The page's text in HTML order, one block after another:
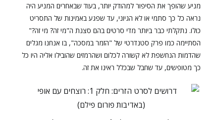
מניע שהופך את הסיפור למהודק יותר, בעוד שבאחרים המניע היה
נראה כל כך סתמי או לא הגיוני, עד שפגע באמינות של התסריט
כולו. נתקלתי כבר ביותר מדי סרטים בהם סצנת ה"מי זה? מי זה?"
הסתיימה כמו פרק סטנדרטי של "הזמר במסכה", בו אנחנו מגלים
שהדמות הנחשפת לא קשורה לכלום ושהרמזים שהובילו אליה היו כל
כך מטופשים, עד שחבל שבכלל ראינו את זה.